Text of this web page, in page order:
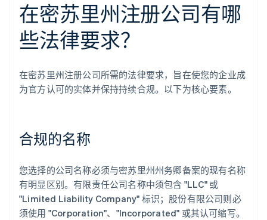
在密苏里州注册公司有哪
些法律要求？
在密苏里州注册公司所需的法律要求，旨在使您的企业成
为官方认可的实体并保持持续合规。以下为核心要素。
合规的名称
您选择的公司名称必须与密苏里州州务卿备案的现有名称
有明显区别。有限责任公司名称中须包含 "LLC" 或
"Limited Liability Company" 标识；股份有限公司则必
须使用 "Corporation"、"Incorporated" 或其认可缩写。